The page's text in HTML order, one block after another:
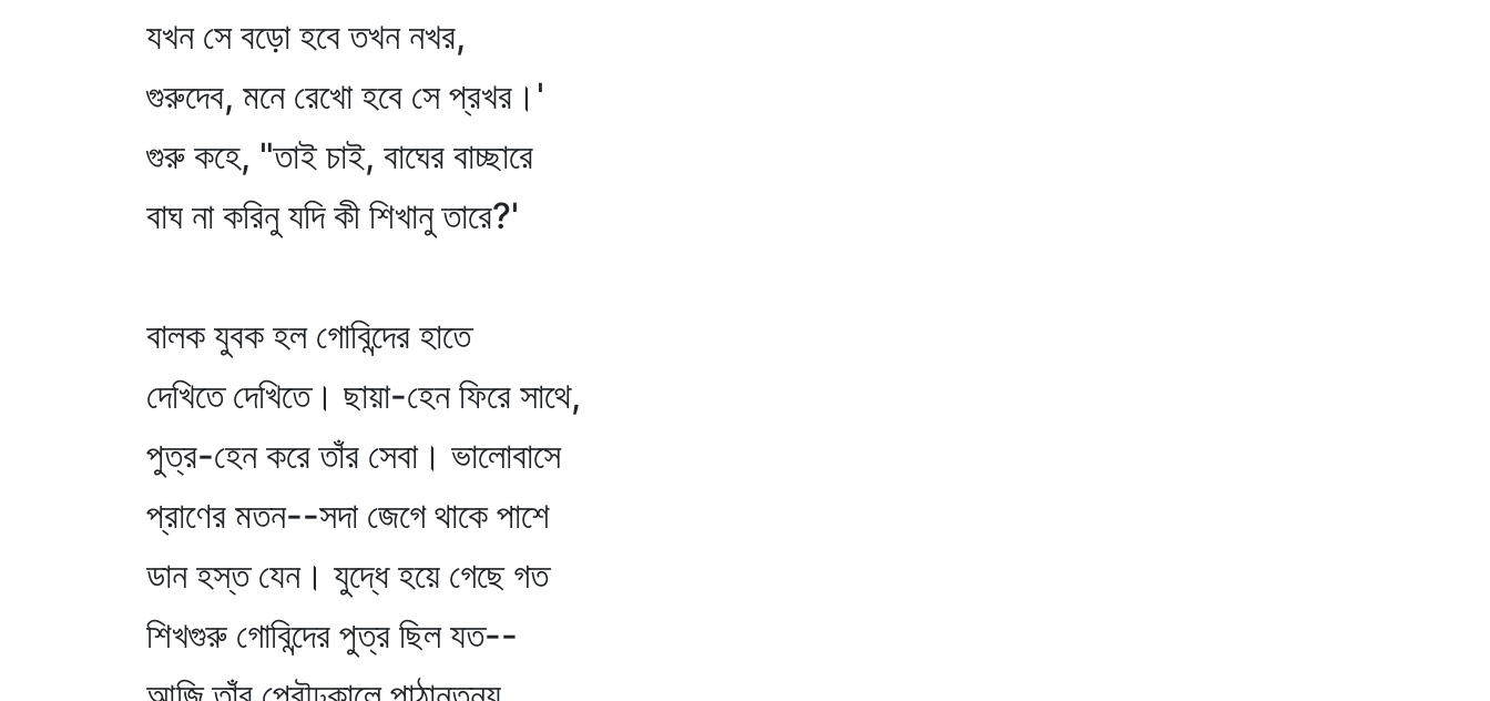
যখন সে বড়ো হবে তখন নখর,
গুরুদেব, মনে রেখো হবে সে প্রখর।'
গুরু কহে, "তাই চাই, বাঘের বাচ্ছারে
বাঘ না করিনু যদি কী শিখানু তারে?'
বালক যুবক হল গোবিন্দের হাতে
দেখিতে দেখিতে। ছায়া-হেন ফিরে সাথে,
পুত্র-হেন করে তাঁর সেবা। ভালোবাসে
প্রাণের মতন--সদা জেগে থাকে পাশে
ডান হস্ত যেন। যুদ্ধে হয়ে গেছে গত
শিখগুরু গোবিন্দের পুত্র ছিল যত--